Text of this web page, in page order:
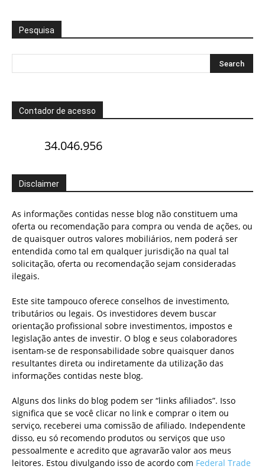
Pesquisa
Contador de acesso
34.046.956
Disclaimer
As informações contidas nesse blog não constituem uma
oferta ou recomendação para compra ou venda de ações, ou
de quaisquer outros valores mobiliários, nem poderá ser
entendida como tal em qualquer jurisdição na qual tal
solicitação, oferta ou recomendação sejam consideradas
ilegais.
Este site tampouco oferece conselhos de investimento,
tributários ou legais. Os investidores devem buscar
orientação profissional sobre investimentos, impostos e
legislação antes de investir. O blog e seus colaboradores
isentam-se de responsabilidade sobre quaisquer danos
resultantes direta ou indiretamente da utilização das
informações contidas neste blog.
Alguns dos links do blog podem ser “links afiliados”. Isso
significa que se você clicar no link e comprar o item ou
serviço, receberei uma comissão de afiliado. Independente
disso, eu só recomendo produtos ou serviços que uso
pessoalmente e acredito que agravarão valor aos meus
leitores. Estou divulgando isso de acordo com Federal Trade